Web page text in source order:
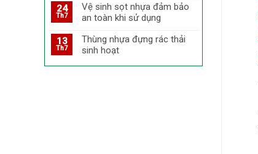
24
Th7
Vệ sinh sọt nhựa đảm bảo
an toàn khi sử dụng
13
Th7
Thùng nhựa đựng rác thải
sinh hoạt